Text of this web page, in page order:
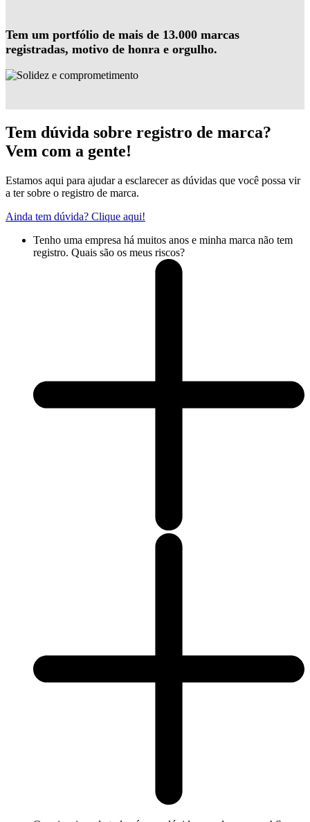
Tem um portfólio de mais de 13.000 marcas
registradas, motivo de honra e orgulho.
Tem dúvida sobre registro de marca?
Vem com a gente!
Estamos aqui para ajudar a esclarecer as dúvidas que você possa vir
a ter sobre o registro de marca.
Ainda tem dúvida? Clique aqui!
Tenho uma empresa há muitos anos e minha marca não tem
registro. Quais são os meus riscos?